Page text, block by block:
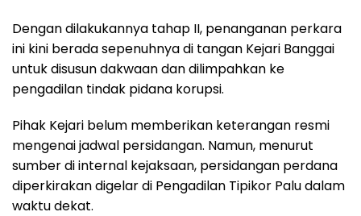
Dengan dilakukannya tahap II, penanganan perkara
ini kini berada sepenuhnya di tangan Kejari Banggai
untuk disusun dakwaan dan dilimpahkan ke
pengadilan tindak pidana korupsi.
Pihak Kejari belum memberikan keterangan resmi
mengenai jadwal persidangan. Namun, menurut
sumber di internal kejaksaan, persidangan perdana
diperkirakan digelar di Pengadilan Tipikor Palu dalam
waktu dekat.